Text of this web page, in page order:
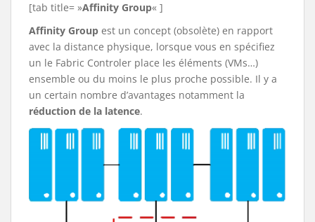
[tab title= »Affinity Group« ]
Affinity Group est un concept (obsolète) en rapport
avec la distance physique, lorsque vous en spécifiez
un le Fabric Controler place les éléments (VMs…)
ensemble ou du moins le plus proche possible. Il y a
un certain nombre d’avantages notamment la
réduction de la latence.